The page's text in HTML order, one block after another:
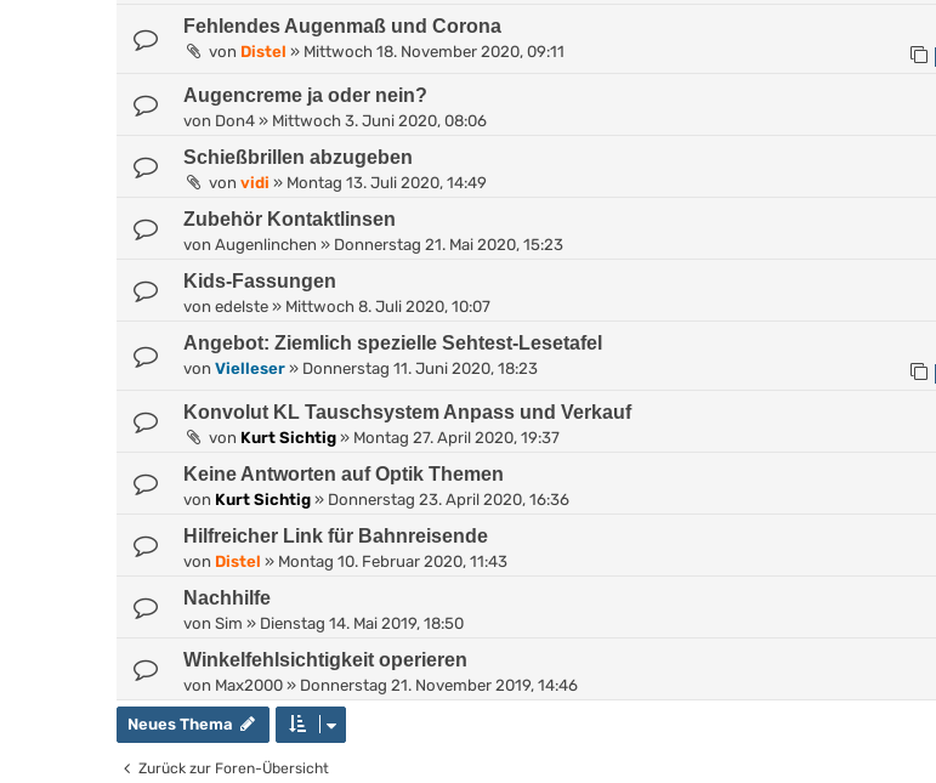
Fehlendes Augenmaß und Corona
von Distel » Mittwoch 18. November 2020, 09:11
Augencreme ja oder nein?
von Don4 » Mittwoch 3. Juni 2020, 08:06
Schießbrillen abzugeben
von vidi » Montag 13. Juli 2020, 14:49
Zubehör Kontaktlinsen
von Augenlinchen » Donnerstag 21. Mai 2020, 15:23
Kids-Fassungen
von edelste » Mittwoch 8. Juli 2020, 10:07
Angebot: Ziemlich spezielle Sehtest-Lesetafel
von Vielleser » Donnerstag 11. Juni 2020, 18:23
Konvolut KL Tauschsystem Anpass und Verkauf
von Kurt Sichtig » Montag 27. April 2020, 19:37
Keine Antworten auf Optik Themen
von Kurt Sichtig » Donnerstag 23. April 2020, 16:36
Hilfreicher Link für Bahnreisende
von Distel » Montag 10. Februar 2020, 11:43
Nachhilfe
von Sim » Dienstag 14. Mai 2019, 18:50
Winkelfehlsichtigkeit operieren
von Max2000 » Donnerstag 21. November 2019, 14:46
Neues Thema
Zurück zur Foren-Übersicht